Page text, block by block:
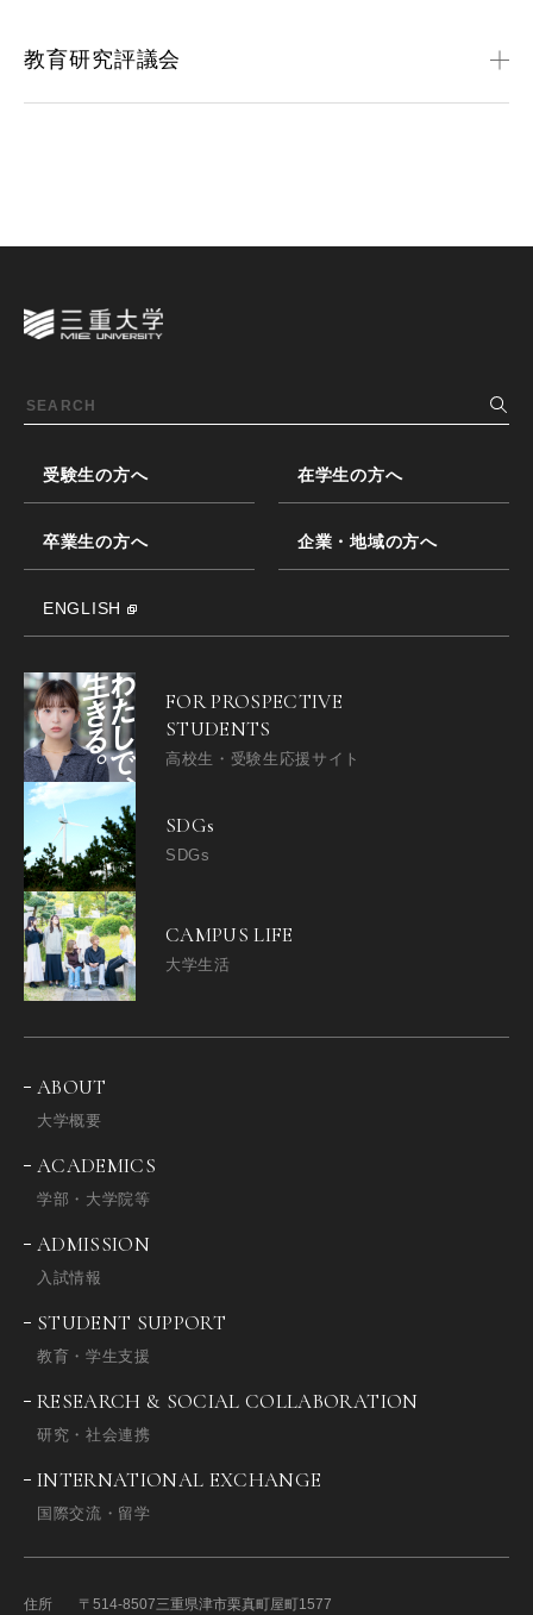
教育研究評議会
受験生の方へ 在学生の方へ
卒業生の方へ 企業・地域の方へ
ENGLISH
FOR PROSPECTIVE
STUDENTS
高校生・受験生応援サイト
SDGs
SDGs
CAMPUS LIFE
大学生活
ABOUT
大学概要
ACADEMICS
学部・大学院等
ADMISSION
入試情報
STUDENT SUPPORT
教育・学生支援
RESEARCH & SOCIAL COLLABORATION
研究・社会連携
INTERNATIONAL EXCHANGE
国際交流・留学
住所 〒514-8507三重県津市栗真町屋町1577